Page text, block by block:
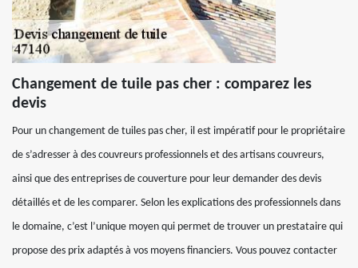
Changement de tuile pas cher : comparez les
devis
Pour un changement de tuiles pas cher, il est impératif pour le propriétaire
de s’adresser à des couvreurs professionnels et des artisans couvreurs,
ainsi que des entreprises de couverture pour leur demander des devis
détaillés et de les comparer. Selon les explications des professionnels dans
le domaine, c’est l’unique moyen qui permet de trouver un prestataire qui
propose des prix adaptés à vos moyens financiers. Vous pouvez contacter